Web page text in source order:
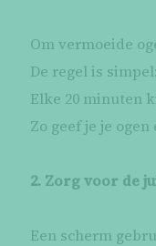
Om vermoeide
De regel is simpel:
Elke 20 minuten
Zo geef je je
2. Zorg voor de
Een scherm